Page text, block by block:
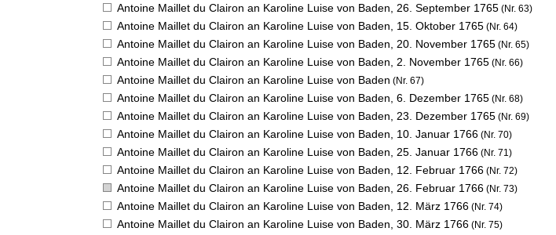
Antoine Maillet du Clairon an Karoline Luise von Baden, 26. September 1765 (Nr. 63)
Antoine Maillet du Clairon an Karoline Luise von Baden, 15. Oktober 1765 (Nr. 64)
Antoine Maillet du Clairon an Karoline Luise von Baden, 20. November 1765 (Nr. 65)
Antoine Maillet du Clairon an Karoline Luise von Baden, 2. November 1765 (Nr. 66)
Antoine Maillet du Clairon an Karoline Luise von Baden (Nr. 67)
Antoine Maillet du Clairon an Karoline Luise von Baden, 6. Dezember 1765 (Nr. 68)
Antoine Maillet du Clairon an Karoline Luise von Baden, 23. Dezember 1765 (Nr. 69)
Antoine Maillet du Clairon an Karoline Luise von Baden, 10. Januar 1766 (Nr. 70)
Antoine Maillet du Clairon an Karoline Luise von Baden, 25. Januar 1766 (Nr. 71)
Antoine Maillet du Clairon an Karoline Luise von Baden, 12. Februar 1766 (Nr. 72)
Antoine Maillet du Clairon an Karoline Luise von Baden, 26. Februar 1766 (Nr. 73)
Antoine Maillet du Clairon an Karoline Luise von Baden, 12. März 1766 (Nr. 74)
Antoine Maillet du Clairon an Karoline Luise von Baden, 30. März 1766 (Nr. 75)